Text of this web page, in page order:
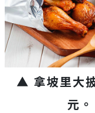
▲ 拿坡里大
元